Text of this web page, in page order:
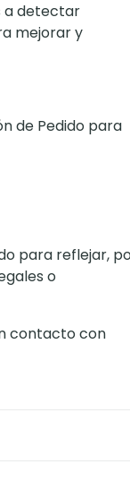
a detectar
mejorar y
de Pedido para
para reflejar,
o
contacto con